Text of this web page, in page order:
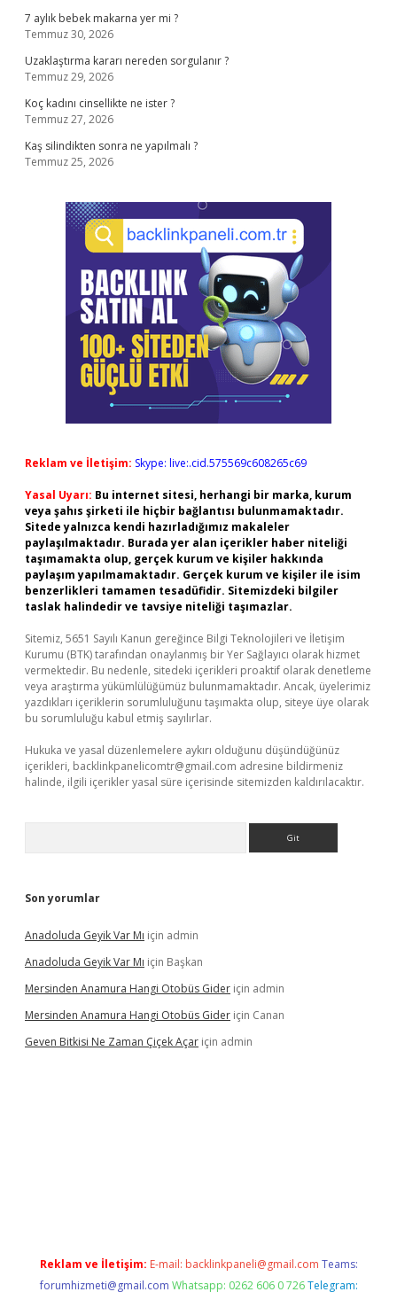
7 aylık bebek makarna yer mi ?
Temmuz 30, 2026
Uzaklaştırma kararı nereden sorgulanır ?
Temmuz 29, 2026
Koç kadını cinsellikte ne ister ?
Temmuz 27, 2026
Kaş silindikten sonra ne yapılmalı ?
Temmuz 25, 2026
Reklam ve İletişim: Skype: live:.cid.575569c608265c69
Yasal Uyarı: Bu internet sitesi, herhangi bir marka, kurum
veya şahıs şirketi ile hiçbir bağlantısı bulunmamaktadır.
Sitede yalnızca kendi hazırladığımız makaleler
paylaşılmaktadır. Burada yer alan içerikler haber niteliği
taşımamakta olup, gerçek kurum ve kişiler hakkında
paylaşım yapılmamaktadır. Gerçek kurum ve kişiler ile isim
benzerlikleri tamamen tesadüfidir. Sitemizdeki bilgiler
taslak halindedir ve tavsiye niteliği taşımazlar.
Sitemiz, 5651 Sayılı Kanun gereğince Bilgi Teknolojileri ve İletişim
Kurumu (BTK) tarafından onaylanmış bir Yer Sağlayıcı olarak hizmet
vermektedir. Bu nedenle, sitedeki içerikleri proaktif olarak denetleme
veya araştırma yükümlülüğümüz bulunmamaktadır. Ancak, üyelerimiz
yazdıkları içeriklerin sorumluluğunu taşımakta olup, siteye üye olarak
bu sorumluluğu kabul etmiş sayılırlar.
Hukuka ve yasal düzenlemelere aykırı olduğunu düşündüğünüz
içerikleri, backlinkpanelicomtr@gmail.com adresine bildirmeniz
halinde, ilgili içerikler yasal süre içerisinde sitemizden kaldırılacaktır.
Son yorumlar
Anadoluda Geyik Var Mı için admin
Anadoluda Geyik Var Mı için Başkan
Mersinden Anamura Hangi Otobüs Gider için admin
Mersinden Anamura Hangi Otobüs Gider için Canan
Geven Bitkisi Ne Zaman Çiçek Açar için admin
Reklam ve İletişim: E-mail: backlinkpaneli@gmail.com Teams:
forumhizmeti@gmail.com Whatsapp: 0262 606 0 726 Telegram: